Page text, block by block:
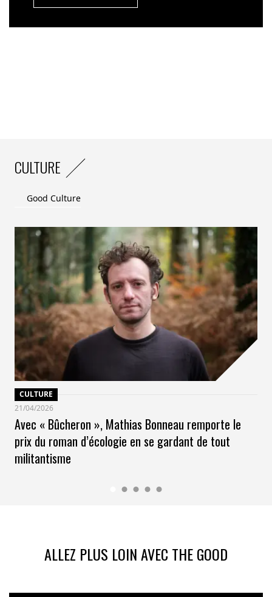
CULTURE
Good Culture
CULTURE
21/04/2026
Avec « Bûcheron », Mathias Bonneau remporte le
prix du roman d’écologie en se gardant de tout
militantisme
ALLEZ PLUS LOIN AVEC THE GOOD